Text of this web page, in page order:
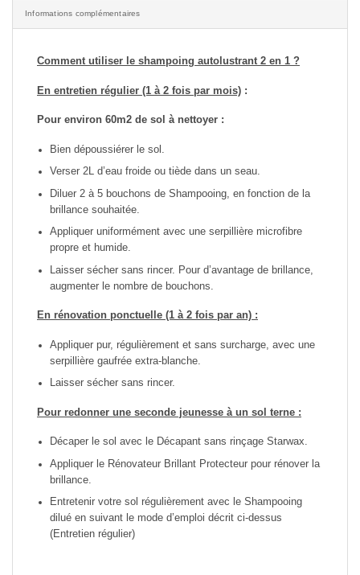
Informations complémentaires
Comment utiliser le shampoing autolustrant 2 en 1 ?
En entretien régulier (1 à 2 fois par mois) :
Pour environ 60m2 de sol à nettoyer :
Bien dépoussiérer le sol.
Verser 2L d’eau froide ou tiède dans un seau.
Diluer 2 à 5 bouchons de Shampooing, en fonction de la
brillance souhaitée.
Appliquer uniformément avec une serpillière microfibre
propre et humide.
Laisser sécher sans rincer. Pour d’avantage de brillance,
augmenter le nombre de bouchons.
En rénovation ponctuelle (1 à 2 fois par an) :
Appliquer pur, régulièrement et sans surcharge, avec une
serpillière gaufrée extra-blanche.
Laisser sécher sans rincer.
Pour redonner une seconde jeunesse à un sol terne :
Décaper le sol avec le Décapant sans rinçage Starwax.
Appliquer le Rénovateur Brillant Protecteur pour rénover la
brillance.
Entretenir votre sol régulièrement avec le Shampooing
dilué en suivant le mode d’emploi décrit ci-dessus
(Entretien régulier)